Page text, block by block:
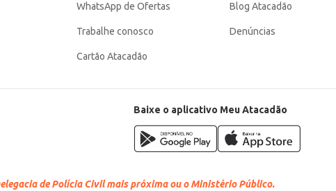
WhatsApp de Ofertas
Trabalhe conosco
Cartão Atacadão
Blog Atacadão
Denúncias
Baixe o aplicativo Meu Atacadão
de Polícia Civil mais próxima ou o Ministério Público.